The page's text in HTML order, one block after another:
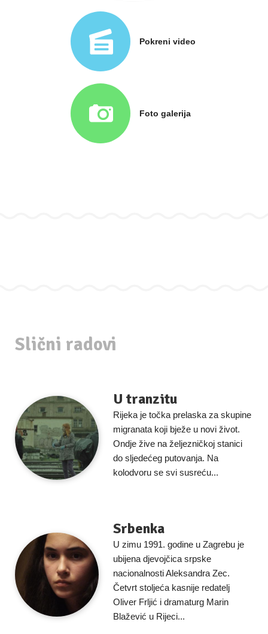
Pokreni video
Foto galerija
Slični radovi
U tranzitu
Rijeka je točka prelaska za skupine
migranata koji bježe u novi život.
Ondje žive na željezničkoj stanici
do sljedećeg putovanja. Na
kolodvoru se svi susreću...
Srbenka
U zimu 1991. godine u Zagrebu je
ubijena djevojčica srpske
nacionalnosti Aleksandra Zec.
Četvrt stoljeća kasnije redatelj
Oliver Frljić i dramaturg Marin
Blažević u Rijeci...